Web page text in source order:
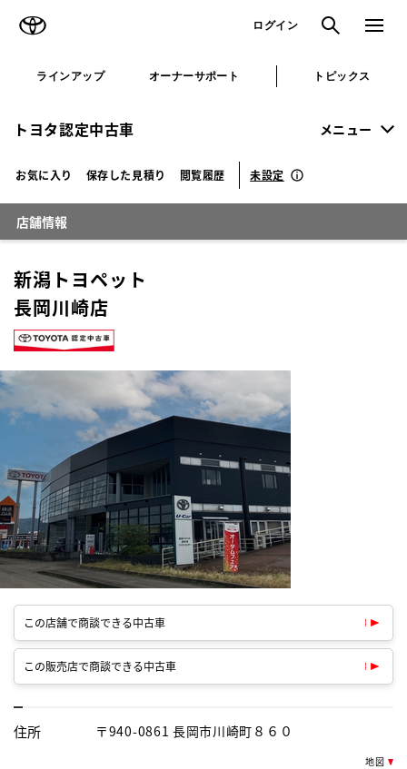
ログイン 検索 メニュ
ラインアップ オーナーサポート トピックス
トヨタ認定中古車 メニュー
お気に入り 保存した見積り 閲覧履歴 未設定
店舗情報
新潟トヨペット
長岡川崎店
この店舗で商談できる中古車
この販売店で商談できる中古車
住所 〒940-0861 長岡市川崎町８６０
地図